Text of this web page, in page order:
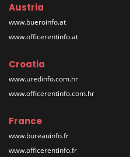
Austria
www.bueroinfo.at
www.officerentinfo.at
Croatia
www.uredinfo.com.hr
www.officerentinfo.com.hr
France
www.bureauinfo.fr
www.officerentinfo.fr